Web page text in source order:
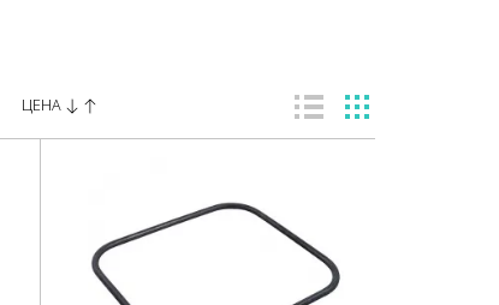
ЦЕНА